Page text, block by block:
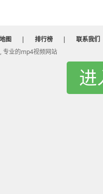
图 | 排行榜 |
联系我们
专业的mp4视频网站
进